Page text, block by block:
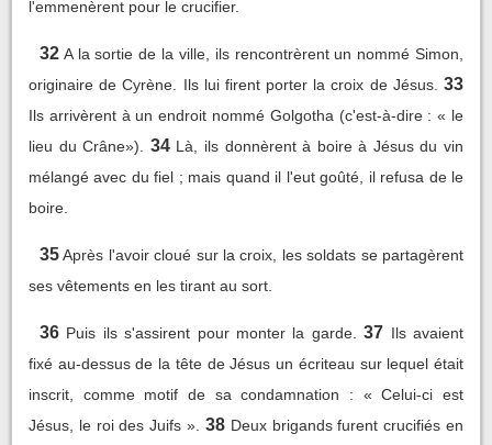
l'emmenèrent pour le crucifier.
32 A la sortie de la ville, ils rencontrèrent un nommé Simon,
originaire de Cyrène. Ils lui firent porter la croix de Jésus. 33
Ils arrivèrent à un endroit nommé Golgotha (c'est-à-dire : « le
lieu du Crâne»).
34 Là, ils donnèrent à boire à Jésus du vin
mélangé avec du fiel ; mais quand il l'eut goûté, il refusa de le
boire.
35 Après l'avoir cloué sur la croix, les soldats se partagèrent
ses vêtements en les tirant au sort.
36 Puis ils s'assirent pour monter la garde. 37 Ils avaient
fixé au-dessus de la tête de Jésus un écriteau sur lequel était
inscrit, comme motif de sa condamnation : « Celui-ci est
Jésus, le roi des Juifs ». 38 Deux brigands furent crucifiés en